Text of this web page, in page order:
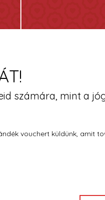
számára, mint a
vouchert küldünk, amit